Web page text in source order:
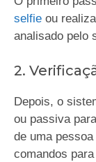
selfie ou
analisado pelo
2.
Depois, o
ou passiva
de uma
comandos